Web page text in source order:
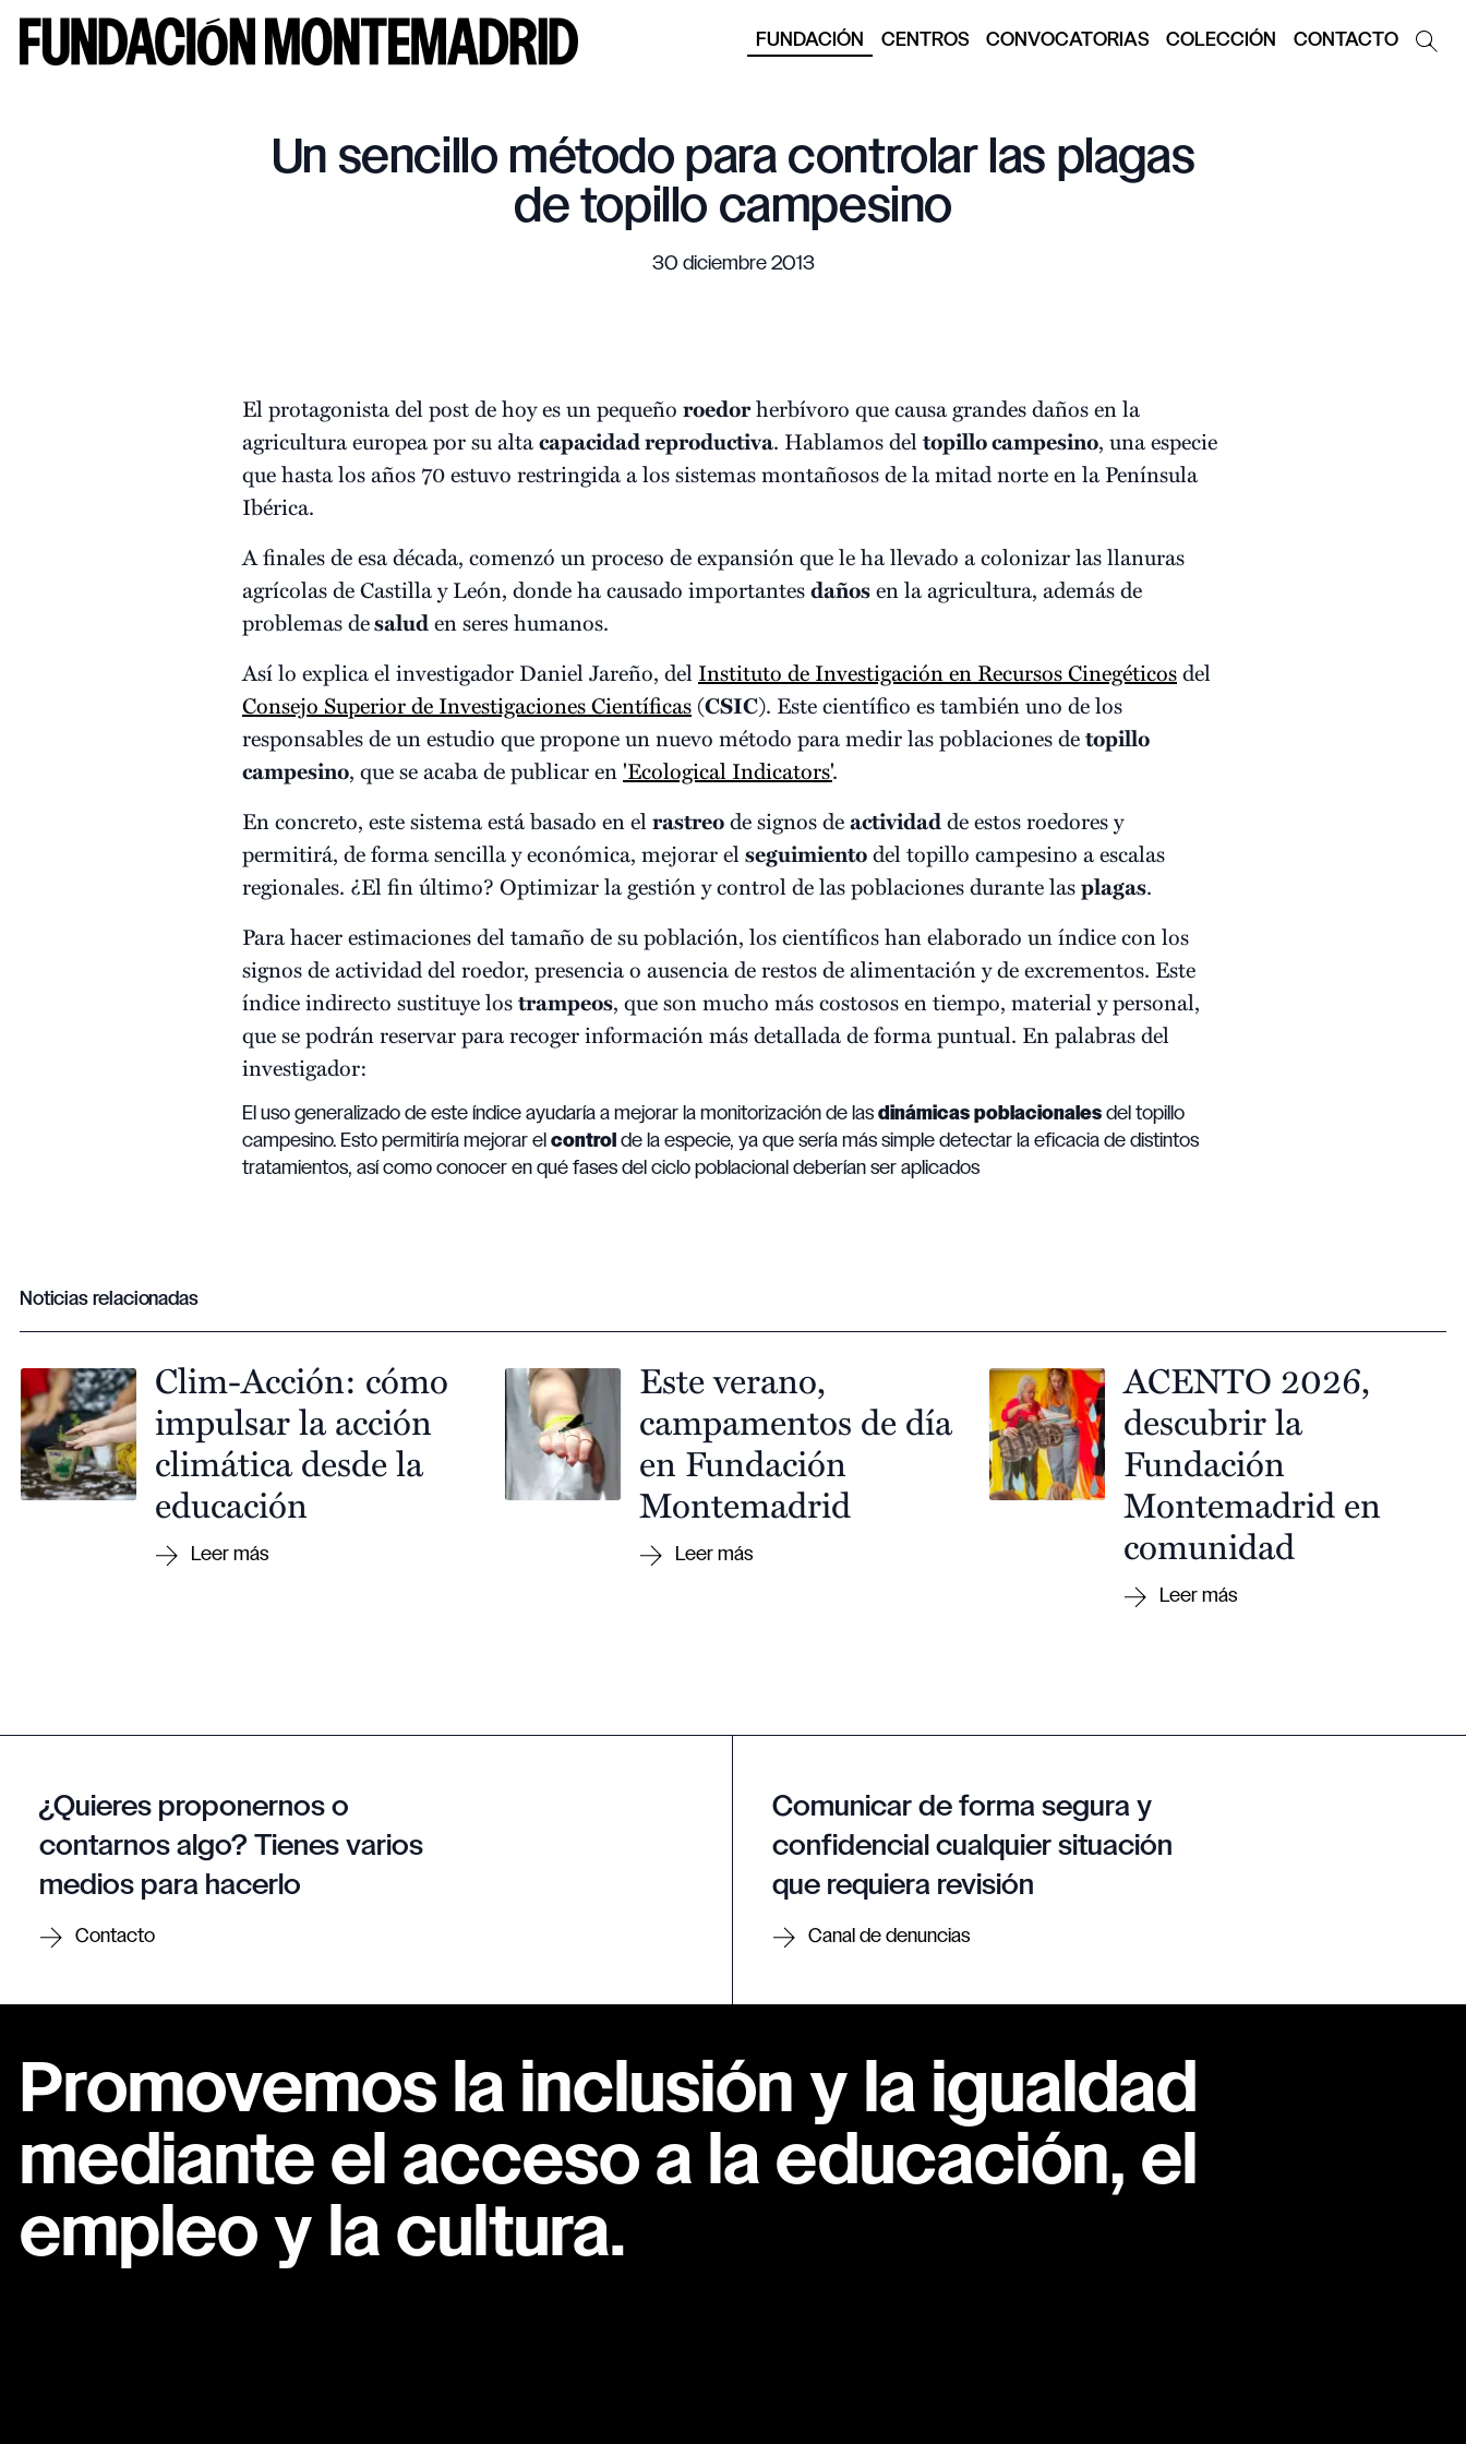
FUNDACIÓN CENTROS CONVOCATORIAS COLECCIÓN CONTACTO
Un sencillo método para controlar las plagas
de topillo campesino
30 diciembre 2013
El protagonista del post de hoy es un pequeño roedorherbívoro que causa grandes daños en la
agricultura europea por su altacapacidad reproductiva. Hablamos deltopillo campesino, una especie
que hasta los años 70 estuvo restringida a los sistemas montañosos de la mitad norte en la Península
Ibérica.
A finales de esa década, comenzó un proceso de expansión que le ha llevado a colonizar las llanuras
agrícolas de Castilla y León, donde ha causado importantesdañosen la agricultura, además de
problemas desaluden seres humanos.
Así lo explica el investigador Daniel Jareño, del Instituto de Investigación en Recursos Cinegéticosdel
Consejo Superior de Investigaciones Científicas (CSIC). Este científico es también uno de los
responsables de un estudio que propone un nuevo método para medir las poblaciones detopillo
campesino, que se acaba de publicar en 'Ecological Indicators'.
En concreto, este sistema está basado en elrastreode signos deactividadde estos roedores y
permitirá, de forma sencilla y económica, mejorar elseguimientodel topillo campesino a escalas
regionales. ¿El fin último? Optimizar la gestión y control de las poblaciones durante lasplagas.
Para hacer estimaciones del tamaño de su población, los científicos han elaborado un índice con los
signos de actividad del roedor, presencia o ausencia de restos de alimentación y de excrementos. Este
índice indirecto sustituye lostrampeos, que son mucho más costosos en tiempo, material y personal,
que se podrán reservar para recoger información más detallada de forma puntual. En palabras del
investigador:
El uso generalizado de este índice ayudaría a mejorar la monitorización de las dinámicas poblacionales del topillo
campesino. Esto permitiría mejorar el control de la especie, ya que sería más simple detectar la eficacia de distintos
tratamientos, así como conocer en qué fases del ciclo poblacional deberían ser aplicados
Noticias relacionadas
Clim-Acción: cómo
impulsar la acción
climática desde la
educación
Este verano,
campamentos de día
en Fundación
Montemadrid
ACENTO 2026,
descubrir la
Fundación
Montemadrid en
comunidad
¿Quieres proponernos o
contarnos algo? Tienes varios
medios para hacerlo
Contacto
Comunicar de forma segura y
confidencial cualquier situación
que requiera revisión
Canal de denuncias
Promovemos la inclusión y la igualdad
mediante el acceso a la educación, el
empleo y la cultura.